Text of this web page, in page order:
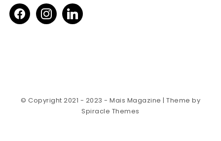
facebookinstagramlinkedin
© Copyright 2021 - 2023 - Mais Magazine | Theme by
Spiracle Themes